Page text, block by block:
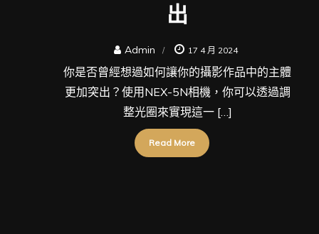
出
Admin 17 4 月 2024
你是否曾經想過如何讓你的攝影作品中的主體
更加突出？使用NEX-5N相機，你可以透過調
整光圈來實現這一 […]
Read More